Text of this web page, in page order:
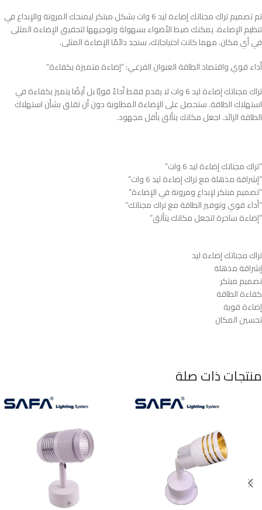
تم تصميم تراك مجناتك إضاءة ليد 6 وات بشكل مبتكر ليمنحك المرونة والإبداع في
تنظيم الإضاءة. يمكنك ضبط الأضواء بسهولة وتوجيهها لتحقيق الإضاءة المثلى
في أي مكان. مهما كانت احتياجاتك، ستجد دائمًا الإضاءة المثلى.
أداء قوي واقتصاد الطاقة العنوان الفرعي: “إضاءة متميزة بكفاءة”
تراك مجناتك إضاءة ليد 6 وات لا يقدم فقط أداءً قويًا بل أيضًا يتميز بكفاءة في
استهلاك الطاقة. ستحصل على الإضاءة المطلوبة دون أن تقلق بشأن استهلاك
الطاقة الزائد. اجعل مكانك يتألق بأقل مجهود.
“تراك مجناتك إضاءة ليد 6 وات”
“إشراقة مذهلة مع تراك إضاءة ليد 6 وات”
“تصميم مبتكر لإبداع ومرونة في الإضاءة”
“أداء قوي وتوفير الطاقة مع تراك مجناتك”
“إضاءة ساحرة لتجعل مكانك يتألق”
تراك مجناتك إضاءة ليد
إشراقة مذهلة
تصميم مبتكر
كفاءة الطاقة
إضاءة قوية
تحسين المكان
منتجات ذات صلة